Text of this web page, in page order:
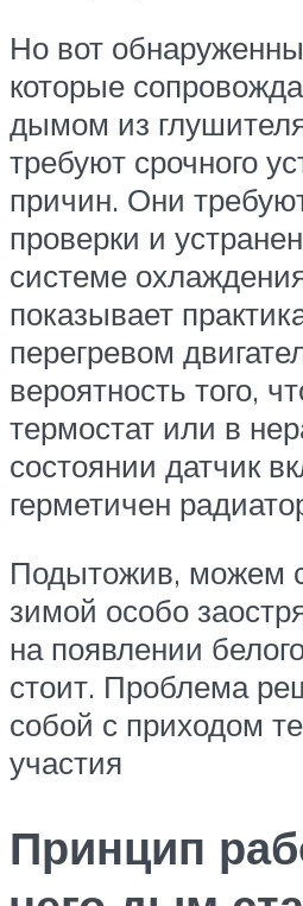
Но вот
которые
дымом из
требуют срочного
причин. Они
проверки и
системе
показывает
перегревом
вероятность того,
термостат или в
состоянии датчик
герметичен
Подытожив, можем
зимой особо
на появлении
стоит. Проблема
собой с приходом
участия
Принцип